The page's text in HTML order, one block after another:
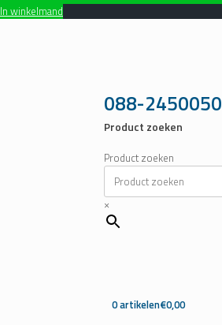
In winkelmand
088-2450050
Product zoeken
Product zoeken
×
0 artikelen€0,00